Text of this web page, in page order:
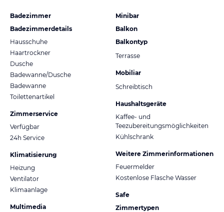
Badezimmer
Badezimmerdetails
Hausschuhe
Haartrockner
Dusche
Badewanne/Dusche
Badewanne
Toilettenartikel
Zimmerservice
Verfügbar
24h Service
Klimatisierung
Heizung
Ventilator
Klimaanlage
Multimedia
Minibar
Balkon
Balkontyp
Terrasse
Mobiliar
Schreibtisch
Haushaltsgeräte
Kaffee- und
Teezubereitungsmöglichkeiten
Kühlschrank
Weitere Zimmerinformationen
Feuermelder
Kostenlose Flasche Wasser
Safe
Zimmertypen